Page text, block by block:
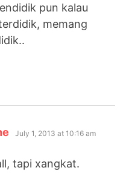
pun kalau
memang
says:
July 1, 2013 at 10:16 am
tapi xangkat.